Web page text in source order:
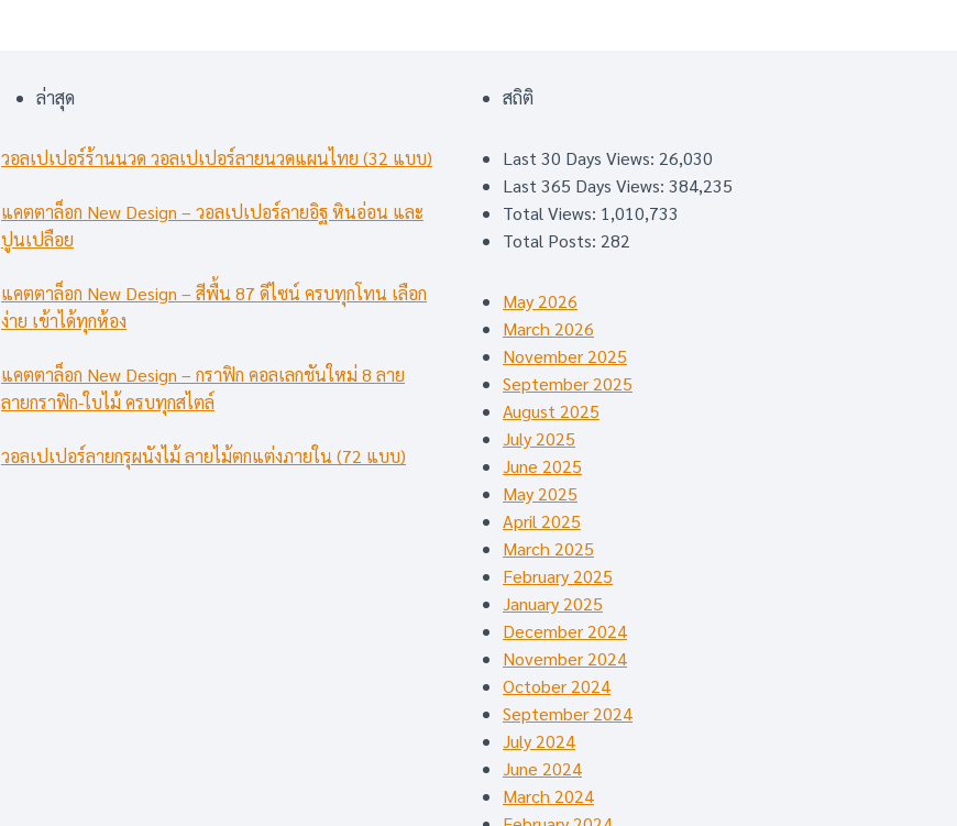
ล่าสุด
วอลเปเปอร์ร้านนวด วอลเปเปอร์ลายนวดแผนไทย (32 แบบ)
แคตตาล็อก New Design – วอลเปเปอร์ลายอิฐ หินอ่อน และ
ปูนเปลือย
แคตตาล็อก New Design – สีพื้น 87 ดีไซน์ ครบทุกโทน เลือก
ง่าย เข้าได้ทุกห้อง
แคตตาล็อก New Design – กราฟิก คอลเลกชันใหม่ 8 ลาย
ลายกราฟิก-ใบไม้ ครบทุกสไตล์
วอลเปเปอร์ลายกรุผนังไม้ ลายไม้ตกแต่งภายใน (72 แบบ)
สถิติ
Last 30 Days Views: 26,030
Last 365 Days Views: 384,235
Total Views: 1,010,733
Total Posts: 282
May 2026
March 2026
November 2025
September 2025
August 2025
July 2025
June 2025
May 2025
April 2025
March 2025
February 2025
January 2025
December 2024
November 2024
October 2024
September 2024
July 2024
June 2024
March 2024